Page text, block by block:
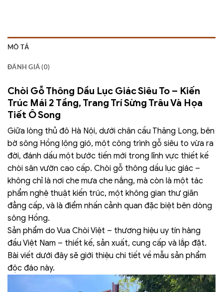
MÔ TẢ
ĐÁNH GIÁ (0)
Chòi Gỗ Thông Dầu Lục Giác Siêu To – Kiến
Trúc Mái 2 Tầng, Trang Trí Sừng Trâu Và Họa
Tiết Ô Song
Giữa lòng thủ đô Hà Nội, dưới chân cầu Thăng Long, bên
bờ sông Hồng lộng gió, một công trình gỗ siêu to vừa ra
đời, đánh dấu một bước tiến mới trong lĩnh vực thiết kế
chòi sân vườn cao cấp. Chòi gỗ thông dầu lục giác –
không chỉ là nơi che mưa che nắng, mà còn là một tác
phẩm nghệ thuật kiến trúc, một không gian thư giãn
đẳng cấp, và là điểm nhấn cảnh quan đặc biệt bên dòng
sông Hồng.
Sản phẩm do Vua Chòi Việt – thương hiệu uy tín hàng
đầu Việt Nam – thiết kế, sản xuất, cung cấp và lắp đặt.
Bài viết dưới đây sẽ giới thiệu chi tiết về mẫu sản phẩm
độc đáo này.